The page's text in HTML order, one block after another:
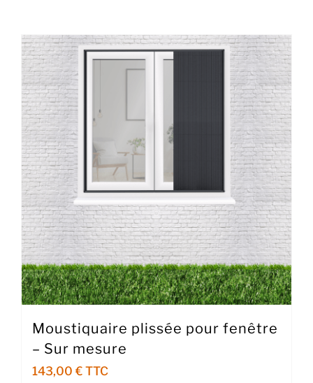
Moustiquaire plissée pour fenêtre
– Sur mesure
143,00€